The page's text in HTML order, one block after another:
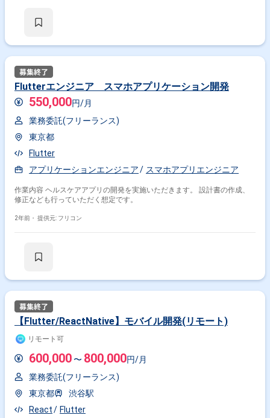
Flutterエンジニア スマホアプリケーション開発
550,000円/月
業務委託(フリーランス)
東京都
Flutter
アプリケーションエンジニア
スマホアプリエンジニア
作業内容 ヘルスケアアプリの開発を実施いただきます。 設計書の作成、
修正なども行っていただく想定です。
2年前・ 提供元: フリコン
【Flutter/ReactNative】モバイル開発(リモート)
リモート可
600,000 〜 800,000円/月
業務委託(フリーランス)
東京都
渋谷駅
React
Flutter